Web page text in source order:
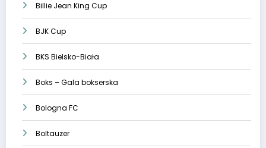
Billie Jean King Cup
BJK Cup
BKS Bielsko-Biała
Boks – Gala bokserska
Bologna FC
Boltauzer